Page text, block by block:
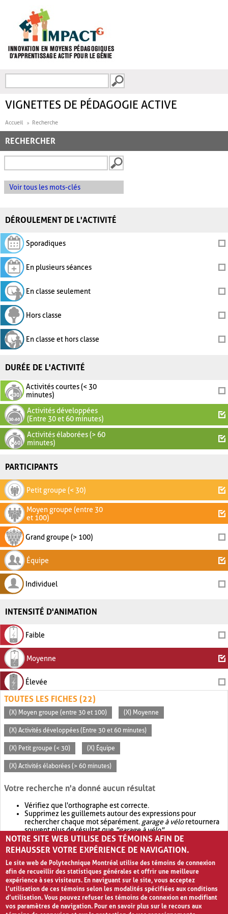
FORMULAIRE DE
VIGNETTES DE PÉDAGOGIE ACTIVE
Accueil Recherche
RECHERCHER
Voir tous les mots-clés
DÉROULEMENT DE L'ACTIVITÉ
Sporadiques
En plusieurs séances
En classe seulement
Hors classe
En classe et hors classe
DURÉE DE L'ACTIVITÉ
Activités courtes (< 30
minutes)
Activités développées
(Entre 30 et 60 minutes)
Activités élaborées (> 60
minutes)
PARTICIPANTS
Petit groupe (< 30)
Moyen groupe (entre 30
et 100)
Grand groupe (> 100)
Équipe
Individuel
INTENSITÉ D'ANIMATION
Faible
Moyenne
Élevée
TOUTES LES FICHES (22)
(X) Moyen groupe (entre 30 et 100) (X) Moyenne
(X) Activités développées (Entre 30 et 60 minutes)
(X) Petit groupe (< 30) (X) Équipe
(X) Activités élaborées (> 60 minutes)
Votre recherche n'a donné aucun résultat
Vérifiez que l'orthographe est correcte.
Supprimez les guillemets autour des expressions pour
rechercher chaque mot séparément. garage à véloretournera
souvent plus de résultat que"garage à vélo".
Envisagez d'élargir votre recherche avec OR.garage OR vélo
retournera souvent plus de résultat quegarage à vélo
NOTRE SITE WEB UTILISE DES TÉMOINS AFIN DE
REHAUSSER VOTRE EXPÉRIENCE DE NAVIGATION.
Le site web de Polytechnique Montréal utilise des témoins de connexion
afin de recueillir des statistiques générales et offrir une meilleure
expérience à ses visiteurs. En naviguant sur le site, vous acceptez
l’utilisation de ces témoins selon les modalités spécifiées aux conditions
d’utilisation. Vous pouvez refuser les témoins de connexion en modifiant
vos paramètres de navigation. Pour en savoir plus sur le recours aux